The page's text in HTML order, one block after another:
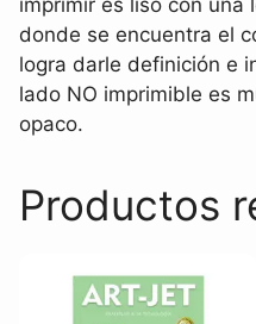
donde se encuentra el
logra darle definición e
lado NO imprimible es
opaco.
Productos